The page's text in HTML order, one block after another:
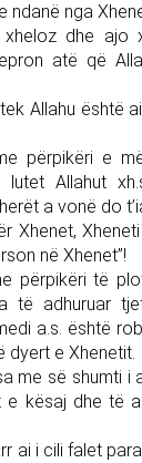
ndanë nga
xheloz dhe ajo
atë që
Allahu është
përpikëri e
Allahut
a vonë do
Xhenet,
në Xhenet”!
përpikëri të
të adhuruar
a.s. është
dyert e Xhenetit.
me së shumti i
e kësaj dhe të
ai i cili falet